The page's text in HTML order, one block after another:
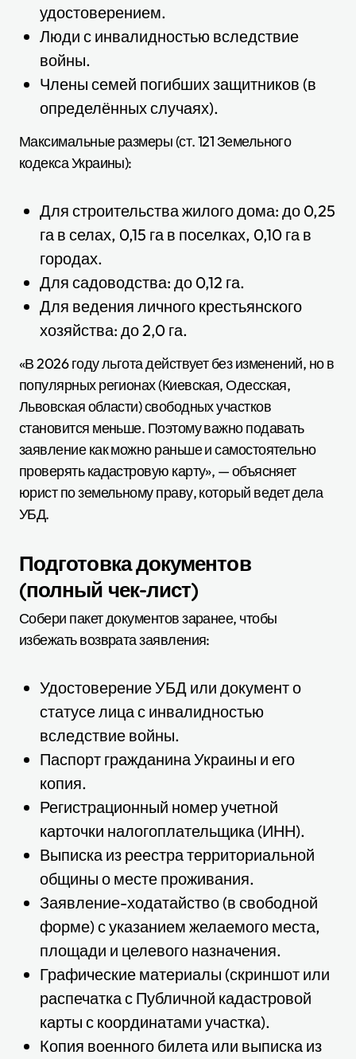
удостоверением.
Люди с инвалидностью вследствие
войны.
Члены семей погибших защитников (в
определённых случаях).
Максимальные размеры (ст. 121 Земельного
кодекса Украины):
Для строительства жилого дома: до 0,25
га в селах, 0,15 га в поселках, 0,10 га в
городах.
Для садоводства: до 0,12 га.
Для ведения личного крестьянского
хозяйства: до 2,0 га.
«В 2026 году льгота действует без изменений, но в
популярных регионах (Киевская, Одесская,
Львовская области) свободных участков
становится меньше. Поэтому важно подавать
заявление как можно раньше и самостоятельно
проверять кадастровую карту», — объясняет
юрист по земельному праву, который ведет дела
УБД.
Подготовка документов
(полный чек-лист)
Собери пакет документов заранее, чтобы
избежать возврата заявления:
Удостоверение УБД или документ о
статусе лица с инвалидностью
вследствие войны.
Паспорт гражданина Украины и его
копия.
Регистрационный номер учетной
карточки налогоплательщика (ИНН).
Выписка из реестра территориальной
общины о месте проживания.
Заявление-ходатайство (в свободной
форме) с указанием желаемого места,
площади и целевого назначения.
Графические материалы (скриншот или
распечатка с Публичной кадастровой
карты с координатами участка).
Копия военного билета или выписка из